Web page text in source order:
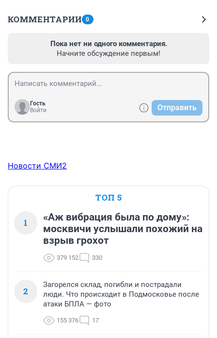
КОММЕНТАРИИ 0
Пока нет ни одного комментария.
Начните обсуждение первым!
Гость
Войти
Отправить
Новости СМИ2
ТОП 5
1
«Аж вибрация была по дому»:
москвичи услышали похожий на
взрыв грохот
379 152 330
2
Загорелся склад, погибли и пострадали
люди. Что происходит в Подмосковье после
атаки БПЛА — фото
155 376 17